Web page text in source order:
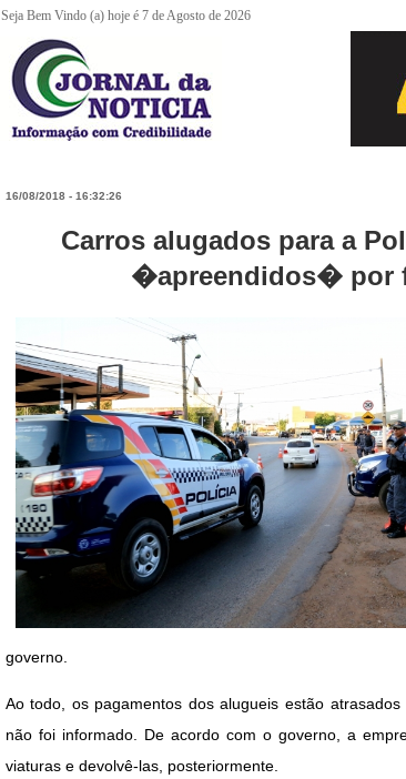
Seja Bem Vindo (a) hoje é 7 de Agosto de 2026
16/08/2018 - 16:32:26
Carros alugados para a
�apreendidos� por
governo.
Ao todo, os pagamentos dos alugueis estão
não foi informado. De acordo com o governo, a
viaturas e devolvê-las, posteriormente.